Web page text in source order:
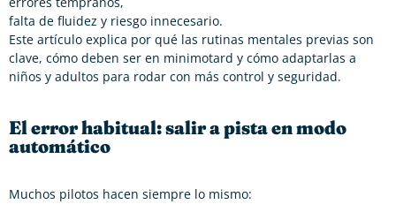
falta de fluidez y riesgo innecesario.
Este artículo explica por qué las rutinas mentales previas son
clave, cómo deben ser en minimotard y cómo adaptarlas a
niños y adultos para rodar con más control y seguridad.
El error habitual: salir a pista en modo
automático
Muchos pilotos hacen siempre lo mismo: